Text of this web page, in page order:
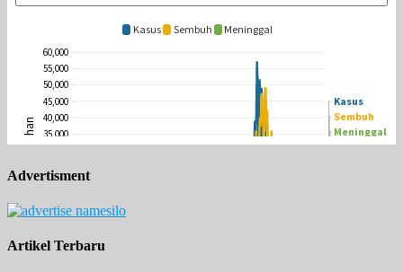
Advertisment
Artikel Terbaru